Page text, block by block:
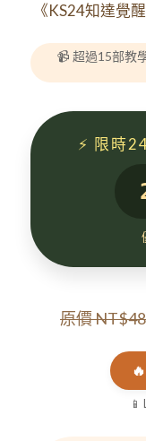
《KS24知達覺
📹 超過15部教
⚡ 限時
原價